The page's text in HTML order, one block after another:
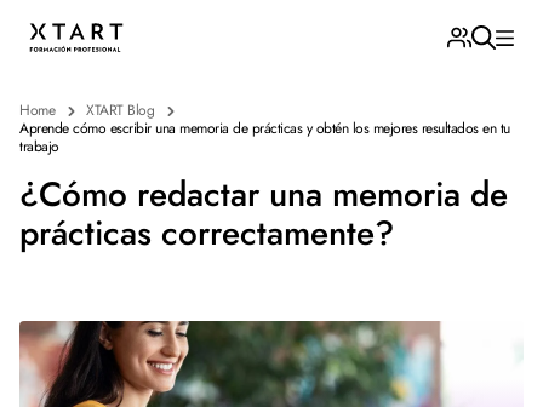
Home
XTART Blog
Aprende cómo escribir una memoria de prácticas y obtén los mejores resultados en tu
trabajo
¿Cómo redactar una memoria de
prácticas correctamente?